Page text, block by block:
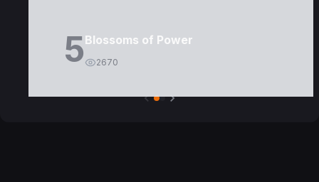
5Blossoms of Power
2670